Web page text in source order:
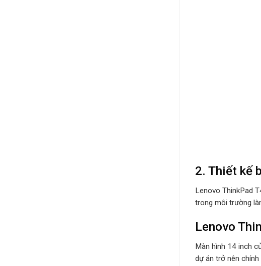
2. Thiết kế
Lenovo ThinkPad
trong môi trường
Lenovo
Màn hình 14 inch
dự án trở nên